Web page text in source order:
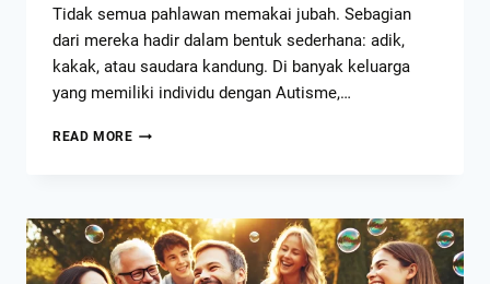
Tidak semua pahlawan memakai jubah. Sebagian
dari mereka hadir dalam bentuk sederhana: adik,
kakak, atau saudara kandung. Di banyak keluarga
yang memiliki individu dengan Autisme,…
READ MORE